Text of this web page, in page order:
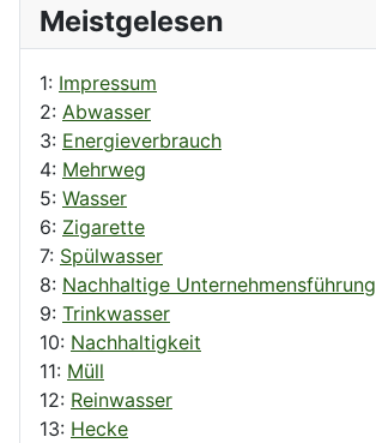
Meistgelesen
1: Impressum
2: Abwasser
3: Energieverbrauch
4: Mehrweg
5: Wasser
6: Zigarette
7: Spülwasser
8: Nachhaltige Unternehmensführung
9: Trinkwasser
10: Nachhaltigkeit
11: Müll
12: Reinwasser
13: Hecke